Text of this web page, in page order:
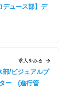
デュース部】デ
部/ビジュアルプ
ター (進行管
求人をみる